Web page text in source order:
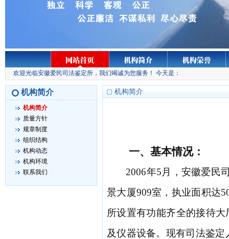
欢迎光临安徽爱民司法鉴定所，我们竭诚为您服务！ 今天是：
机构简介
机构简介
质量方针
规章制度
组织结构
机构动态
机构环境
联系我们
机构简介
一、 基本情况：
2006年5月，安徽爱民
景大厦909室，执业面积达
所设置有功能齐全的接待大
及仪器设备。 现有司法鉴定